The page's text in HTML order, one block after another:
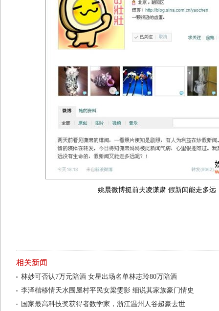
姚晨微博挺前夫凌潇肃 假新闻能走多远
相关新闻
林妙可否认7万元陪酒 女星出场名单林志玲80万陪酒
李泽楷移情天水围屋村平民女梁雯影 细说其家族豪门情史
国家最高科技奖获得者数学家，浙江温州人谷超豪去世